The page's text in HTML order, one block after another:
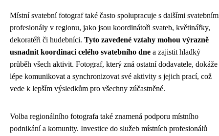
Místní svatební fotograf také často spolupracuje s dalšími
profesionály v regionu, jako jsou koordinátoři svateb, květinářky,
dekoratéři či hudebníci. Tyto zavedené vztahy mohou výrazně
usnadnit koordinaci celého svatebního dne a zajistit hladký
průběh všech aktivit. Fotograf, který zná ostatní dodavatele, dokáže
lépe komunikovat a synchronizovat své aktivity s jejich prací, což
vede k lepším výsledkům pro všechny zúčastněné.
Volba regionálního fotografa také znamená podporu místního
podnikání a komunity. Investice do služeb místních profesionálů